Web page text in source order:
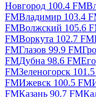
Новгород 100.4 FM
FMВладимир 103.4
FMВолжский 105.6
FMВоркута 102.7 FM
FMГлазов 99.9 FM
FMДубна 98.6 FM
FMЗеленогорск
FMИжевск 100.5 FM
FMКазань 90.7 FM